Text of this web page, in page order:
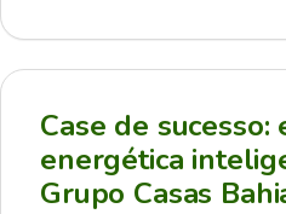
Case de sucesso:
energética
Grupo Casas